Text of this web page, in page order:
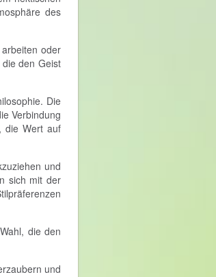
des
oder
den Geist
Die
Verbindung
die Wert auf
und
sich mit der
die den
und